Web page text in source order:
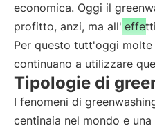
economica. Oggi il
profitto, anzi, ma all'
Per questo tutt'oggi
continuano a utilizzare
Tipologie di
I fenomeni di
centinaia nel mondo e